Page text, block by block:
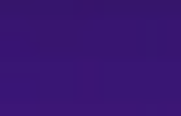
約8分鐘，下午場
次同步錄影，請依現
網路購票請依結帳頁
國內郵寄另收50元郵
購買。 退換票與注意
10%手續費；換票視同
能辦理；每日23:30-
郵寄退票將依流程辦